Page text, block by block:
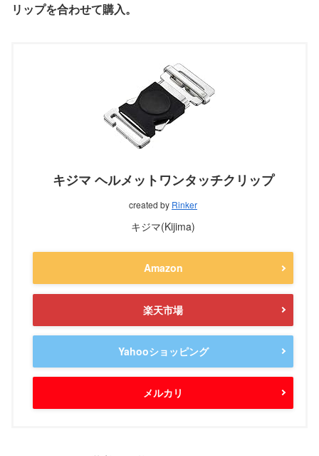
リップを合わせて購入。
キジマ ヘルメットワンタッチクリップ
created by Rinker
キジマ(Kijima)
Amazon
楽天市場
Yahooショッピング
メルカリ